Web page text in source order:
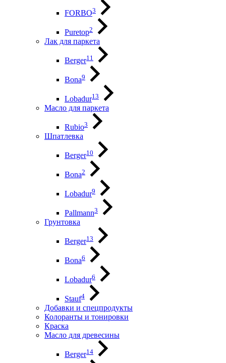
FORBO3
Puretop2
Лак для паркета
Berger11
Bona9
Lobadur13
Масло для паркета
Rubio3
Шпатлевка
Berger10
Bona2
Lobadur9
Pallmann3
Грунтовка
Berger13
Bona6
Lobadur6
Stauf4
Добавки и спецпродукты
Колоранты и тонировки
Краска
Масло для древесины
Berger14